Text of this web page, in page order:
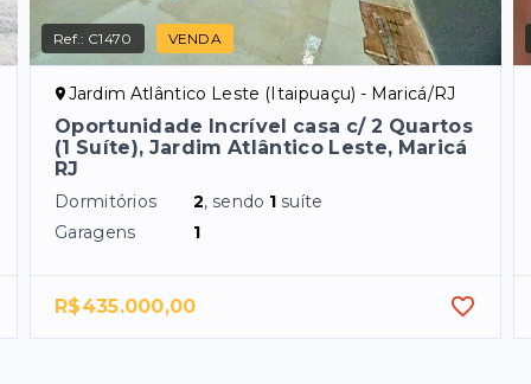
Ref.: C1470 VENDA
Jardim Atlântico Leste (Itaipuaçu) - Maricá/RJ
Oportunidade Incrível casa c/ 2 Quartos
(1 Suíte), Jardim Atlântico Leste, Maricá
RJ
Dormitórios 2, sendo 1 suíte
Garagens
1
R$435.000,00